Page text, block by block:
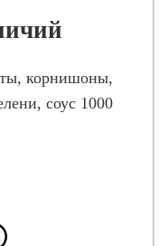
корнишоны,
соус 1000